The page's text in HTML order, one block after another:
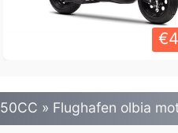
» Flughafen olbia